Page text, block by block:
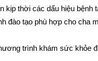
kịp thời các dấu hiệu
đào tạo phù hợp cho cha
trình khám sức khỏe